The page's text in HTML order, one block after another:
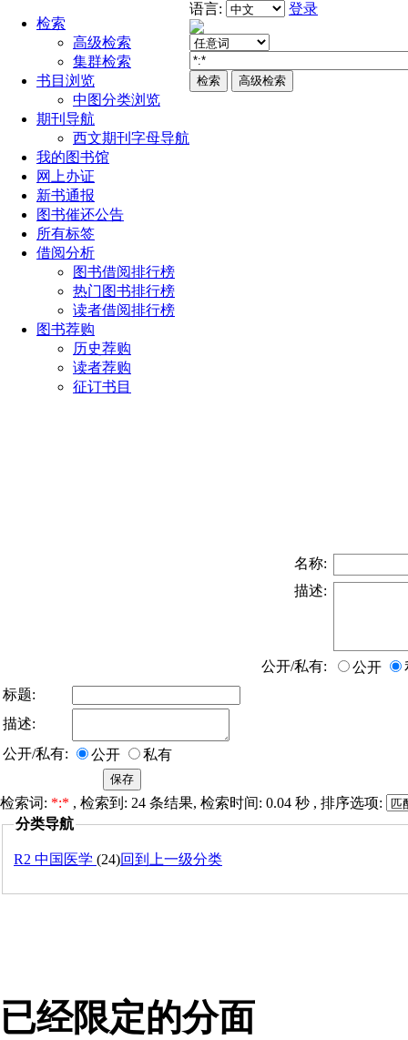
检索
高级检索
集群检索
书目浏览
中图分类浏览
期刊导航
西文期刊字母导航
我的图书馆
网上办证
新书通报
图书催还公告
所有标签
借阅分析
图书借阅排行榜
热门图书排行榜
读者借阅排行榜
图书荐购
历史荐购
读者荐购
征订书目
语言: 登录
名称:
描述:
公开/私有: 公开
标题:
描述:
公开/私有:
公开 私有
检索词: *:* , 检索到: 24 条结果, 检索时间: 0.04 秒 , 排序选项:
分类导航
R2 中国医学 (24)回到上一级分类
已经限定的分面